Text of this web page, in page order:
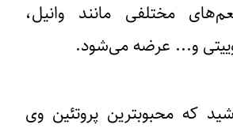
مختلفی مانند وانیل،
و... عرضه می‌شود.
که محبوبترین پروتئین وی